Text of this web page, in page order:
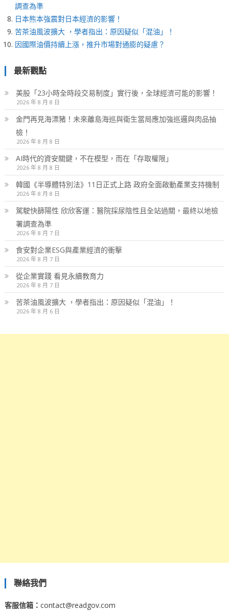
調查為準
日本熊本強震對日本經濟的影響！
苦茶油風波擴大 ，學者指出：原因疑似「混油」！
因國際油價持續上漲，推升市場對通膨的疑慮？
最新觀點
美股「23小時全時段交易制度」實行後，全球經濟可能的影響！
2026 年 8 月 8 日
金門再見海漂豬！未來離島海巡與衛生當局應加強巡邏與肉品抽
檢！
2026 年 8 月 8 日
AI時代的資安關鍵，不在模型，而在「存取權限」
2026 年 8 月 8 日
韓國《半導體特別法》11日正式上路 政府全面啟動產業支持機制
2026 年 8 月 8 日
駕駛快篩陽性 欣欣客運：醫院採尿陰性且全站過關，最終以地檢
署調查為準
2026 年 8 月 7 日
食安對企業ESG與產業經濟的衝擊
2026 年 8 月 7 日
從企業實踐 看見永續教育力
2026 年 8 月 7 日
苦茶油風波擴大 ，學者指出：原因疑似「混油」！
2026 年 8 月 6 日
聯絡我們
客服信箱： contact@readgov.com